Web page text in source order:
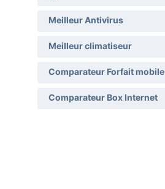
Meilleur Antivirus
Meilleur climatiseur
Comparateur Forfait mobile
Comparateur Box Internet